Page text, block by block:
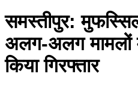
समस्तीपुर:
अलग-अलग मामलों
किया गिरफ्तार